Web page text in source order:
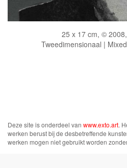
25 x 17 cm, ©
Tweedimensionaal |
Deze site is onderdeel van www.exto.art.
werken berust bij de desbetreffende
werken mogen niet gebruikt worden